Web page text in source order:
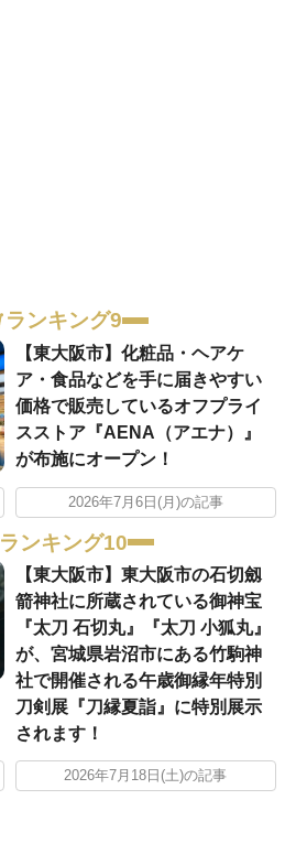
ランキング9
【東大阪市】化粧品・ヘアケ
ア・食品などを手に届きやすい
価格で販売しているオフプライ
スストア『AENA（アエナ）』
が布施にオープン！
2026年7月6日(月)の記事
ランキング10
【東大阪市】東大阪市の石切劔
箭神社に所蔵されている御神宝
『太刀 石切丸』『太刀 小狐丸』
が、宮城県岩沼市にある竹駒神
社で開催される午歳御縁年特別
刀剣展『刀縁夏詣』に特別展示
されます！
2026年7月18日(土)の記事